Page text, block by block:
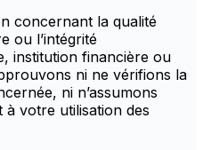
concernant la qualité
ou l’intégrité
institution financière ou
ni ne vérifions la
ni n’assumons
votre utilisation des